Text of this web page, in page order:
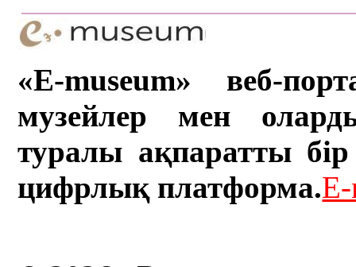
«E-museum» веб-
музейлер мен
туралы ақпаратты бір
цифрлық платформа.